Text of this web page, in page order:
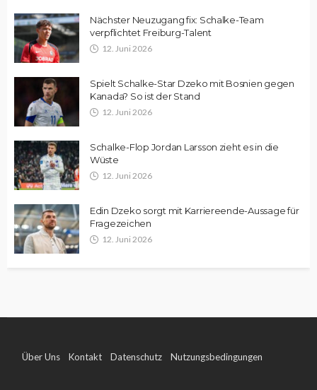
Nächster Neuzugang fix: Schalke-Team
verpflichtet Freiburg-Talent
12. Juni 2026
Spielt Schalke-Star Dzeko mit Bosnien gegen
Kanada? So ist der Stand
12. Juni 2026
Schalke-Flop Jordan Larsson zieht es in die
Wüste
12. Juni 2026
Edin Dzeko sorgt mit Karriereende-Aussage für
Fragezeichen
12. Juni 2026
Über Uns Kontakt Datenschutz Nutzungsbedingungen